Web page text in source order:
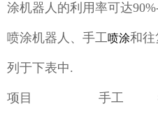
涂机器人的利用率可达90%-
喷涂机器人、手工喷涂和往
列于下表中.
项目 手工